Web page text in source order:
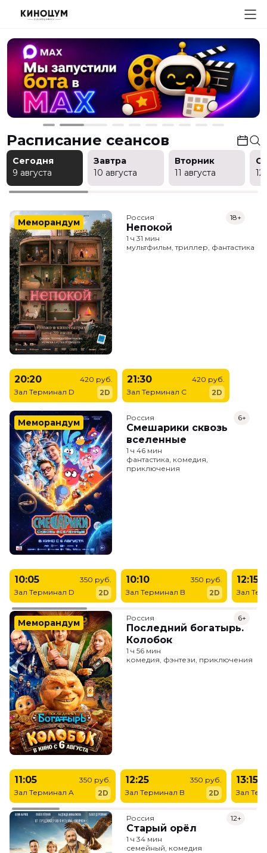
Расписание сеансов
Сегодня
9 августа
Завтра
10 августа
Вторник
11 августа
12
Меморандум Россия
Непокой
18+
1 ч 31 мин
мультфильм, триллер, фантастика
20:20
Зал Терминал D
420 руб.
2D
21:30
Зал Терминал C
420 руб.
2D
Меморандум Россия
Смешарики сквозь
вселенные
6+
1 ч 46 мин
фантастика, комедия,
приключения
10:05
Зал Терминал D
350 руб.
2D
10:10
Зал Терминал B
350 руб.
2D
12:15
Зал
Меморандум Россия
Последний богатырь.
Колобок
6+
1 ч 56 мин
комедия, фэнтези, приключения
11:05
Зал Терминал A
350 руб.
2D
12:25
Зал Терминал B
350 руб.
2D
13:15
Зал
Россия
Старый орёл
12+
1 ч 34 мин
семейный, комедия